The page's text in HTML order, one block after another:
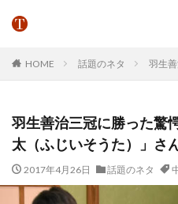
HOME 話題のネタ 羽生
羽生善治三冠に勝った驚
太（ふじいそうた）」さ
2017年4月26日 話題のネタ